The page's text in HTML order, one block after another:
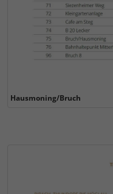
Hausmoning/Bruch